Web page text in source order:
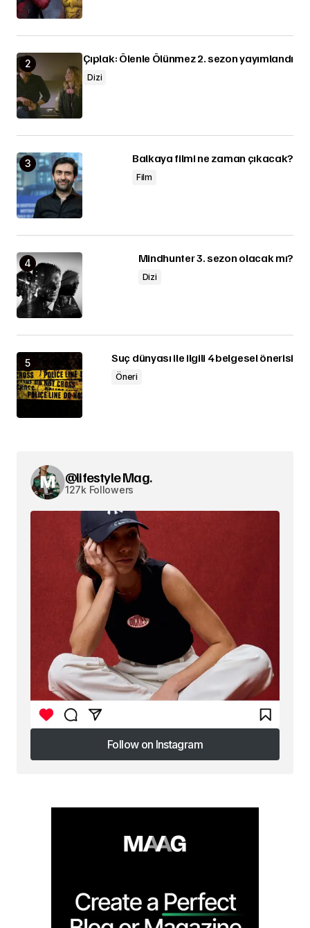
Çıplak: Ölenle Ölünmez 2. sezon yayımlandı
Dizi
Balkaya filmi ne zaman çıkacak?
Film
Mindhunter 3. sezon olacak mı?
Dizi
Suç dünyası ile ilgili 4 belgesel önerisi
Öneri
@lifestyle Mag.
127k Followers
Follow on Instagram
Follow on Instagram